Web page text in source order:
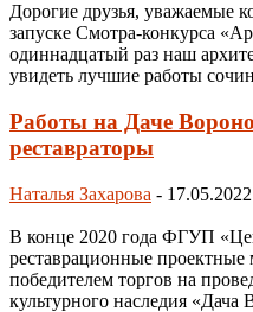
Дорогие друзья, уважаемые
запуске Смотра-конкурса
одиннадцатый раз наш
увидеть лучшие работы
Работы на Даче
реставраторы
Наталья Захарова - 17.05.2022
В конце 2020 года ФГУП
реставрационные
победителем торгов на
культурного наследия